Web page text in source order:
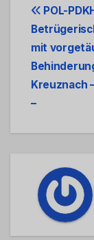
POL-
mit
Kreuznach
–